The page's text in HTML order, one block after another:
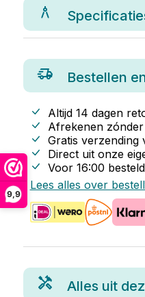
9,9
Bestellen
Altijd 14 dagen
Afrekenen
Gratis verzending
Direct uit onze
Voor 16:00
Lees alles over
Alles uit